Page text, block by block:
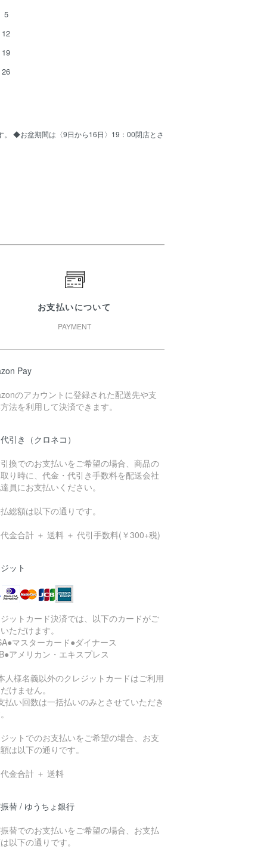
5
12
19
26
。 ◆お盆期間は〈9日から16日〉19：00閉店とさ
お支払いについて
PAYMENT
Pay
のアカウントに登録された配送先や支
法を利用して決済できます。
引き（クロネコ）
換でのお支払いをご希望の場合、商品の
り時に、代金・代引き手数料を配送会社
員にお支払いください。
総額は以下の通りです。
金合計 ＋ 送料 ＋ 代引手数料(￥300+税)
ット
ットカード決済では、以下のカードがご
ただけます。
マスターカード●ダイナース
アメリカン・エキスプレス
人様名義以外のクレジットカードはご利用
けません。
払い回数は一括払いのみとさせていただき
ットでのお支払いをご希望の場合、お支
は以下の通りです。
金合計 ＋ 送料
替 / ゆうちょ銀行
替でのお支払いをご希望の場合、お支払
以下の通りです。